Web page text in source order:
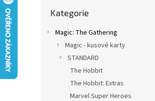
kategorie
Kategorie
Magic: The Gathering
Magic - kusové karty
STANDARD
The Hobbit
The Hobbit: Extras
Marvel Super Heroes